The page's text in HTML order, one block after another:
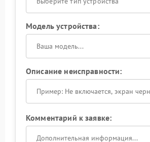
Модель устройства:
Описание неисправности:
Комментарий к заявке: